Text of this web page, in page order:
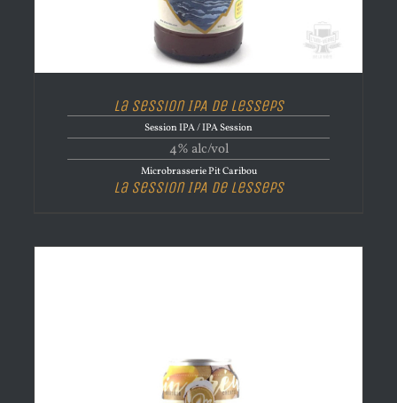
La Session IPA de Lesseps
Session IPA / IPA Session
4% alc/vol
Microbrasserie Pit Caribou
La Session IPA de Lesseps